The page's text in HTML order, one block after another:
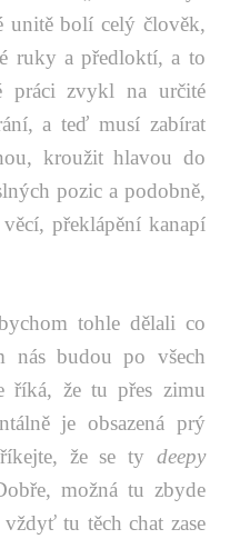
unitě bolí celý člověk,
ruky a předloktí, a to
zvykl na určité
a teď musí zabírat
kroužit hlavou do
pozic a podobně,
překlápění kanapí
tohle dělali co
nás budou po všech
říká, že tu přes zimu
je obsazená prý
že se ty deepy
možná tu zbyde
tu těch chat zase